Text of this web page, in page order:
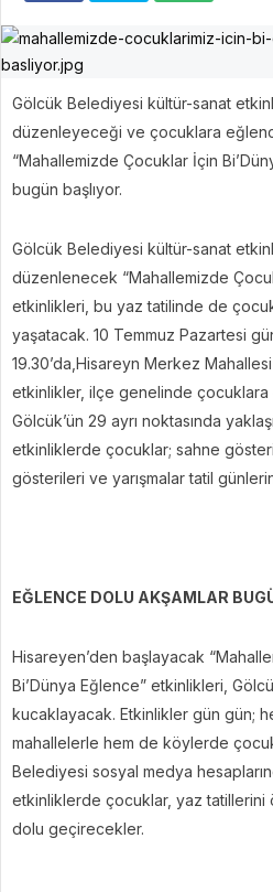
Gölcük Belediyesi kültür-sanat
düzenleyeceği ve çocuklara
“Mahallemizde Çocuklar İçin
bugün başlıyor.
Gölcük Belediyesi kültür-sanat
düzenlenecek “Mahallemizde
etkinlikleri, bu yaz tatilinde de
yaşatacak. 10 Temmuz Pazartesi
19.30’da,Hisareyn Merkez
etkinlikler, ilçe genelinde
Gölcük’ün 29 ayrı noktasında
etkinliklerde çocuklar; sahne
gösterileri ve yarışmalar tatil
EĞLENCE DOLU AKŞAMLAR
Hisareyen’den başlayacak
Bi’Dünya Eğlence” etkinlikleri,
kucaklayacak. Etkinlikler gün gün;
mahallelerle hem de köylerde
Belediyesi sosyal medya
etkinliklerde çocuklar, yaz
dolu geçirecekler.